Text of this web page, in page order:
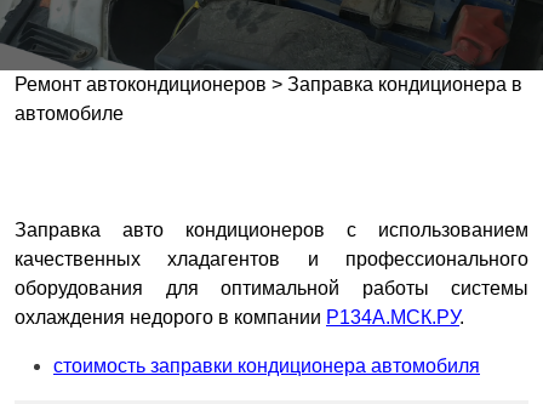
Ремонт автокондиционеров > Заправка кондиционера в
автомобиле
Заправка авто кондиционеров с использованием
качественных хладагентов и профессионального
оборудования для оптимальной работы системы
охлаждения недорого в компании Р134А.МСК.РУ.
стоимость заправки кондиционера автомобиля